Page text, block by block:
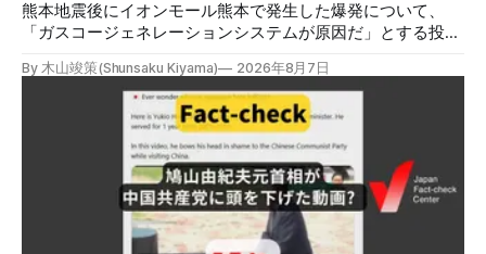
熊本地震後にイオンモール熊本で発生した爆発について、
「ガスコージェネレーションシステムが原因だ」とする投稿
ジェネレーションやガス発電機は設置していないことを確認
している」と発表し、LPガスが原因だった可能性が高いと説
明しています。またイオンは5日、事故原因を調べる事故調
査委員会を設置すると発表しました。 検証対象 拡散した投
ガスを燃料としてガスエンジンやガスタービンで発電し、排
熱を冷暖房などに利用する「ガスコージェネレーション」が
原因だとする投稿が拡散した（例1、例2）。 検証する理由
ソーシャルリスニングツールMeltwaterで調べると、これら
By 木山竣策(Shunsaku Kiyama) 2026年8月7日